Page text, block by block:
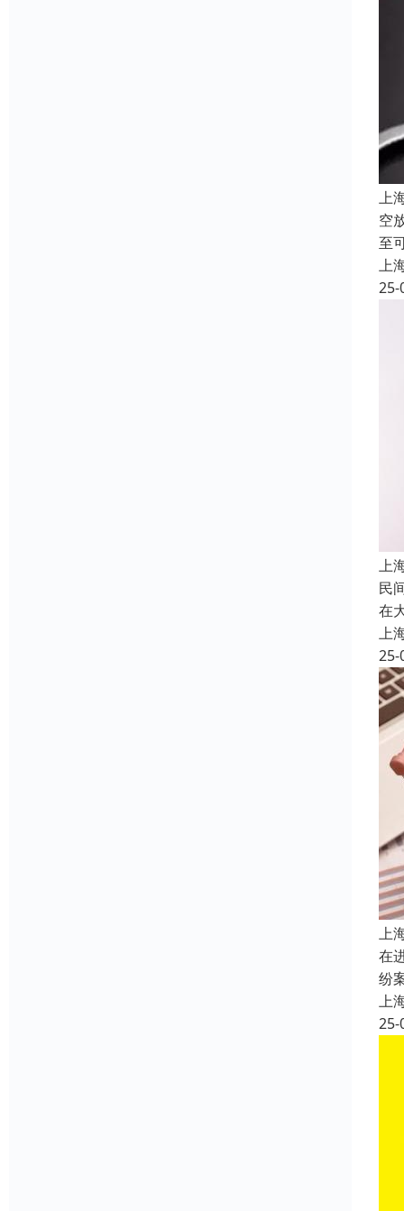
上
空
至
上
25-
上
民
在
上
25-
上
在
纷
上
25-